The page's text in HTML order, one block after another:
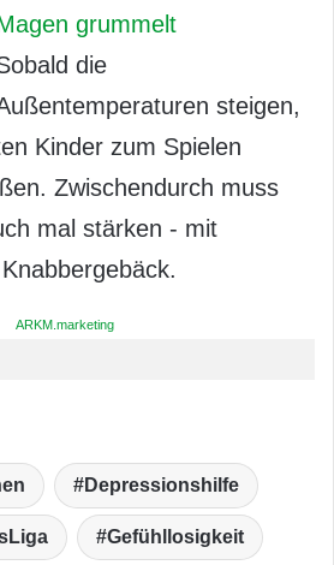
grummelt
die
steigen,
Kinder zum Spielen
Zwischendurch muss
mal stärken - mit
ARKM.marketing
Depressionshilfe
Gefühllosigkeit